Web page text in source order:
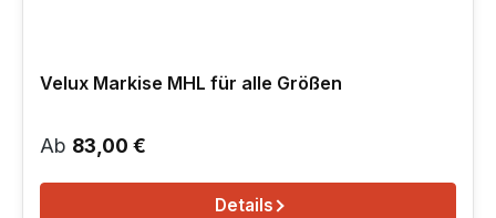
Velux Markise MHL für alle Größen
Regulärer Preis:
Ab 83,00 €
Details